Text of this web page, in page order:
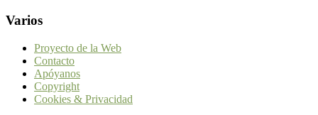
Varios
Proyecto de la Web
Contacto
Apóyanos
Copyright
Cookies & Privacidad